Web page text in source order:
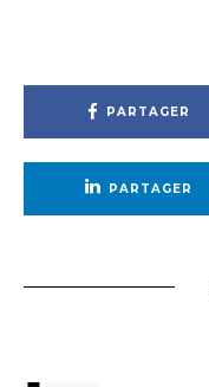
PARTAGER
PARTAGER